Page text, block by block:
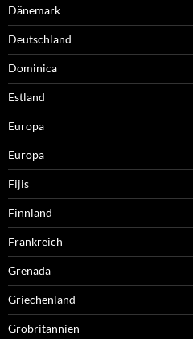
Dänemark
Deutschland
Dominica
Estland
Europa
Europa
Fijis
Finnland
Frankreich
Grenada
Griechenland
Grobritannien